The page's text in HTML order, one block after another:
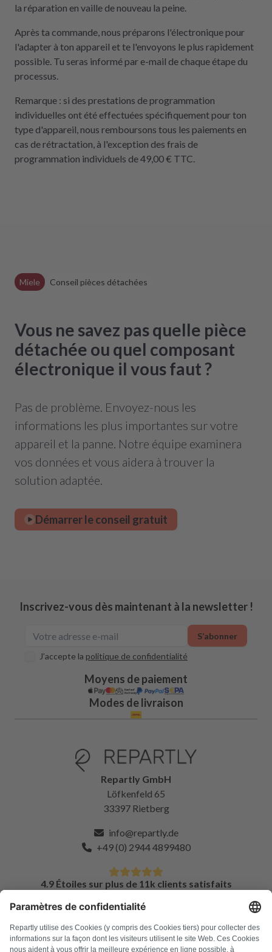
la réparation en vaille de nouveau la peine.
Après ta commande, nous préparons l'électronique pour
l'adapter à ton appareil et te l'envoyons le plus rapidement
possible. Tu seras informé par e-mail de chaque étape du
processus.
Remarque : si des prestations de programmation
individuelles ont été effectuées spécifiquement pour ton
type d'appareil, nous remboursons tous les paiements en
cas de rétractation, à l'exception des frais de
programmation individuels de 49,00 € TTC.
Miele Conseil pièces détachées
Vous ne savez pas quelle pièce
détachée ou quel composant
électronique il vous faut ?
Pas de problème. Envoyez-nous les
informations les plus importantes sur votre
appareil et la panne. Notre équipe examinera
vos données et vous aidera à trouver la
solution adaptée.
Démarrer le conseil gratuit
Inscrivez-vous dès maintenant à la newsletter !
J’accepte la politique de confidentialité
S’abonner
Moyens de paiement
Modes de livraison
Repartly GmbH
Löfkenfeld 65
33397 Rietberg
info@repartly.de
+49 (0) 2944 4899480
4.9 Étoiles sur plus de 11k clients satisfaits